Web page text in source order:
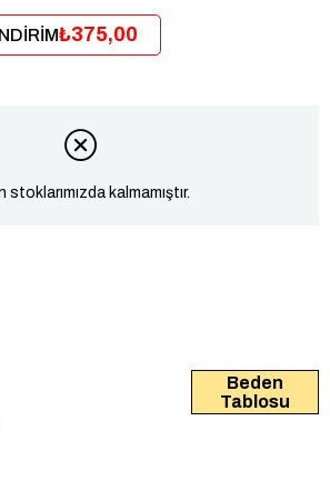
₺375,00
stoklarımızda kalmamıştır.
Beden
Tablosu